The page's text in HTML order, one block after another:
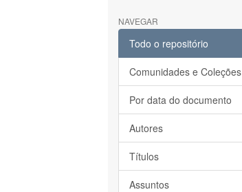
NAVEGAR
Todo o repositório
Comunidades e Coleções
Por data do documento
Autores
Títulos
Assuntos